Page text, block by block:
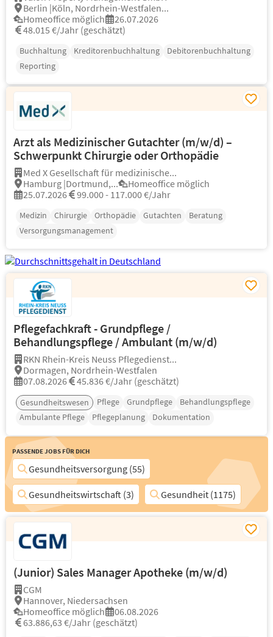
Berlin |Köln, Nordrhein-Westfalen...
Homeoffice möglich
26.07.2026
48.015 €/Jahr (geschätzt)
Buchhaltung Kreditorenbuchhaltung
Debitorenbuchhaltung
Reporting
Arzt als Medizinischer Gutachter (m/w/d) –
Schwerpunkt Chirurgie oder Orthopädie
Med X Gesellschaft für medizinische...
Hamburg |Dortmund,...
Homeoffice möglich
25.07.2026
99.000 - 117.000 €/Jahr
Medizin Chirurgie Orthopädie Gutachten
Beratung
Versorgungsmanagement
Pflegefachkraft - Grundpflege /
Behandlungspflege / Ambulant (m/w/d)
RKN Rhein-Kreis Neuss Pflegedienst...
Dormagen, Nordrhein-Westfalen
07.08.2026
45.836 €/Jahr (geschätzt)
Gesundheitswesen Pflege Grundpflege
Behandlungspflege
Ambulante Pflege
Pflegeplanung Dokumentation
Passende Jobs für Dich
Gesundheitsversorgung (55)
Gesundheitswirtschaft (3) Gesundheit (1175)
(Junior) Sales Manager Apotheke (m/w/d)
CGM
Hannover, Niedersachsen
Homeoffice möglich
06.08.2026
63.886,63 €/Jahr (geschätzt)